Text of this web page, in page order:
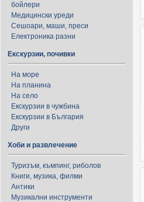
бойлери
Медицински уреди
Сешоари, маши, преси
Електроника разни
Екскурзии, почивки
На море
На планина
На село
Екскурзии в чужбина
Екскурзии в България
Други
Хоби и развлечение
Туризъм, къмпинг, риболов
Книги, музика, филми
Антики
Музикални инструменти